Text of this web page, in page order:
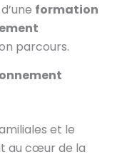
formation
parcours.
et le
au cœur de la